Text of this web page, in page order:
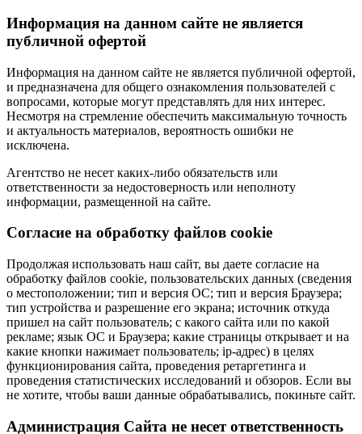
Информация на данном сайте не является
публичной офертой
Информация на данном сайте не является публичной офертой,
и предназначена для общего ознакомления пользователей с
вопросами, которые могут представлять для них интерес.
Несмотря на стремление обеспечить максимальную точность
и актуальность материалов, вероятность ошибки не
исключена.
Агентство не несет каких-либо обязательств или
ответственности за недостоверность или неполноту
информации, размещенной на сайте.
Cогласие на обработку файлов cookie
Продолжая использовать наш сайт, вы даете согласие на
обработку файлов cookie, пользовательских данных (сведения
о местоположении; тип и версия ОС; тип и версия Браузера;
тип устройства и разрешение его экрана; источник откуда
пришел на сайт пользователь; с какого сайта или по какой
рекламе; язык ОС и Браузера; какие страницы открывает и на
какие кнопки нажимает пользователь; ip-адрес) в целях
функционирования сайта, проведения ретаргетинга и
проведения статистических исследований и обзоров. Если вы
не хотите, чтобы ваши данные обрабатывались, покиньте сайт.
Администрация Сайта не несет ответственность